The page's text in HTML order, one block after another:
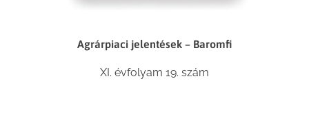
Agrárpiaci jelentések – Baromfi
XI. évfolyam 19. szám